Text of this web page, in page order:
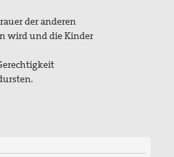
der anderen
wird und die Kinder